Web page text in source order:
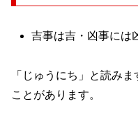
吉事は吉・凶事には
「じゅうにち」と読み
ことがあります。